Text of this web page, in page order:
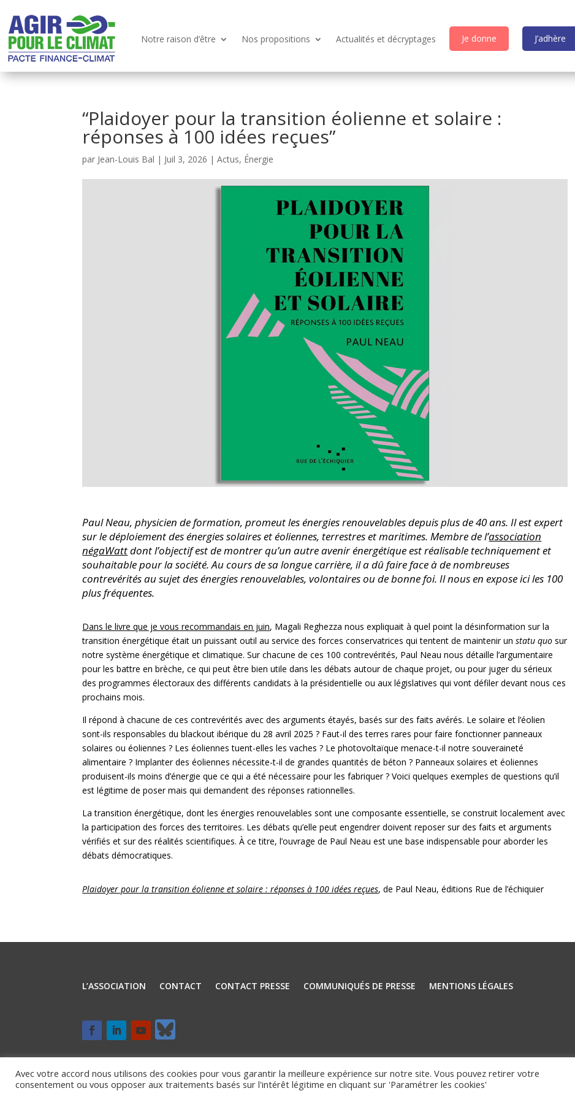
Notre raison d’être Nos propositions Actualités et décryptages Je donne J’adhère
“Plaidoyer pour la transition éolienne et solaire :
réponses à 100 idées reçues”
par Jean-Louis Bal | Juil 3, 2026 |Actus, Énergie
Paul Neau, physicien de formation, promeut les énergies renouvelables depuis plus de 40 ans. Il est expert
sur le déploiement des énergies solaires et éoliennes, terrestres et maritimes. Membre de l’association
négaWattdont l’objectif est de montrer qu’un autre avenir énergétique est réalisable techniquement et
souhaitable pour la société. Au cours de sa longue carrière, il a dû faire face à de nombreuses
contrevérités au sujet des énergies renouvelables, volontaires ou de bonne foi. Il nous en expose ici les 100
plus fréquentes.
Dans le livre que je vous recommandais en juin, Magali Reghezza nous expliquait à quel point la désinformation sur la
transition énergétique était un puissant outil au service des forces conservatrices qui tentent de maintenir unstatu quo sur
notre système énergétique et climatique. Sur chacune de ces 100 contrevérités, Paul Neau nous détaille l’argumentaire
pour les battre en brèche, ce qui peut être bien utile dans les débats autour de chaque projet, ou pour juger du sérieux
des programmes électoraux des différents candidats à la présidentielle ou aux législatives qui vont défiler devant nous ces
prochains mois.
Il répond à chacune de ces contrevérités avec des arguments étayés, basés sur des faits avérés. Le solaire et l’éolien
sont-ils responsables du blackout ibérique du 28 avril 2025 ? Faut-il des terres rares pour faire fonctionner panneaux
solaires ou éoliennes ? Les éoliennes tuent-elles les vaches ? Le photovoltaïque menace-t-il notre souveraineté
alimentaire ? Implanter des éoliennes nécessite-t-il de grandes quantités de béton ? Panneaux solaires et éoliennes
produisent-ils moins d’énergie que ce qui a été nécessaire pour les fabriquer ? Voici quelques exemples de questions qu’il
est légitime de poser mais qui demandent des réponses rationnelles.
La transition énergétique, dont les énergies renouvelables sont une composante essentielle, se construit localement avec
la participation des forces des territoires. Les débats qu’elle peut engendrer doivent reposer sur des faits et arguments
vérifiés et sur des réalités scientifiques. À ce titre, l’ouvrage de Paul Neau est une base indispensable pour aborder les
débats démocratiques.
Plaidoyer pour la transition éolienne et solaire : réponses à 100 idées reçues, de Paul Neau, éditions Rue de l’échiquier
L’ASSOCIATION CONTACT CONTACT PRESSE COMMUNIQUÉS DE PRESSE MENTIONS LÉGALES
Avec votre accord nous utilisons des cookies pour vous garantir la meilleure expérience sur notre site. Vous pouvez retirer votre
consentement ou vous opposer aux traitements basés sur l'intérêt légitime en cliquant sur 'Paramétrer les cookies'